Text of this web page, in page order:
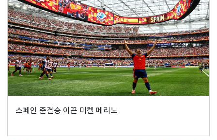
스페인 준결승 이끈 미켈 메리노